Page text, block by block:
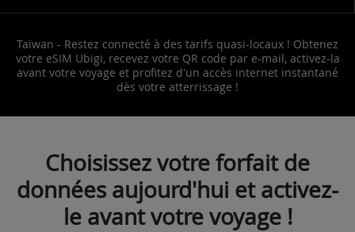
Taïwan - Restez connecté à des tarifs quasi-locaux ! Obtenez
votre eSIM Ubigi, recevez votre QR code par e-mail, activez-la
avant votre voyage et profitez d'un accès internet instantané
dès votre atterrissage !
Choisissez votre forfait de
données aujourd'hui et activez-
le avant votre voyage !